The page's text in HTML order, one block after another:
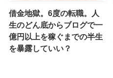
借金地獄。6度の転職。人
生のどん底からブログで一
億円以上を稼ぐまでの半生
を暴露していい？